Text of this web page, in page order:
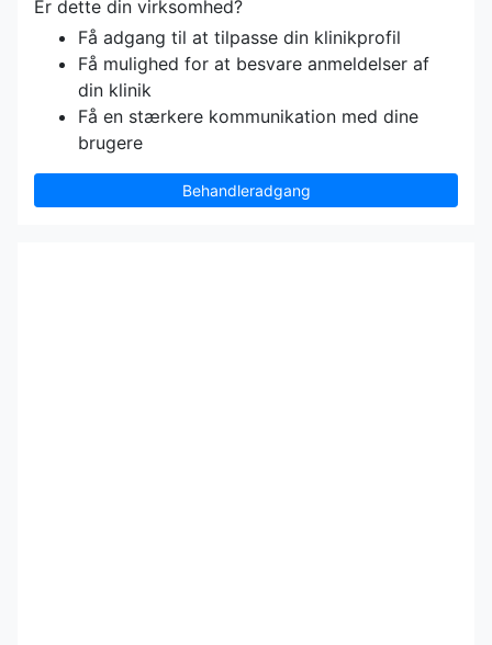
Er dette din virksomhed?
Få adgang til at tilpasse din klinikprofil
Få mulighed for at besvare anmeldelser af
din klinik
Få en stærkere kommunikation med dine
brugere
Behandleradgang